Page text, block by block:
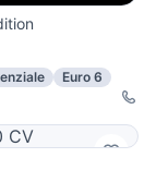
Euro 6